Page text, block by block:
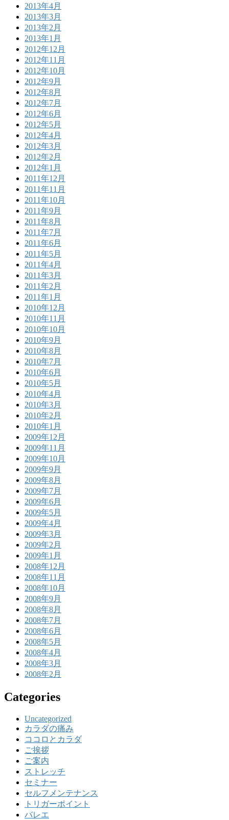
2013年4月
2013年3月
2013年2月
2013年1月
2012年12月
2012年11月
2012年10月
2012年9月
2012年8月
2012年7月
2012年6月
2012年5月
2012年4月
2012年3月
2012年2月
2012年1月
2011年12月
2011年11月
2011年10月
2011年9月
2011年8月
2011年7月
2011年6月
2011年5月
2011年4月
2011年3月
2011年2月
2011年1月
2010年12月
2010年11月
2010年10月
2010年9月
2010年8月
2010年7月
2010年6月
2010年5月
2010年4月
2010年3月
2010年2月
2010年1月
2009年12月
2009年11月
2009年10月
2009年9月
2009年8月
2009年7月
2009年6月
2009年5月
2009年4月
2009年3月
2009年2月
2009年1月
2008年12月
2008年11月
2008年10月
2008年9月
2008年8月
2008年7月
2008年6月
2008年5月
2008年4月
2008年3月
2008年2月
Categories
Uncategorized
カラダの痛み
ココロとカラダ
ご挨拶
ご案内
ストレッチ
セミナー
セルフメンテナンス
トリガーポイント
バレエ